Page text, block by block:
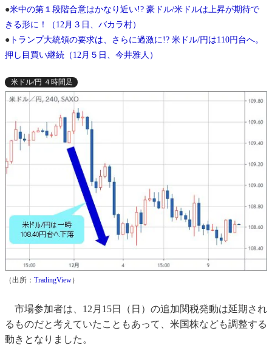
●米中の第１段階合意はかなり近い!? 豪ドル/米ドルは上昇が期待で
きる形に！（12月３日、バカラ村）
● トランプ大統領の要求は、さらに過激に!? 米ドル/円は110円台へ。
押し目買い継続（12月５日、今井雅人）
米ドル/円 ４時間足
（出所： TradingView）
市場参加者は、12月15日（日）の追加関税発動は延期され
るものだと考えていたこともあって、米国株なども調整する
動きとなりました。